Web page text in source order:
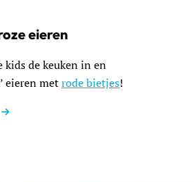
eieren
kids de keuken in en
eieren metrode bietjes!